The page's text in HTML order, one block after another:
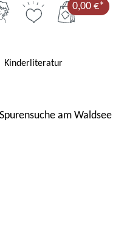
0,00 €*
Kinderliteratur